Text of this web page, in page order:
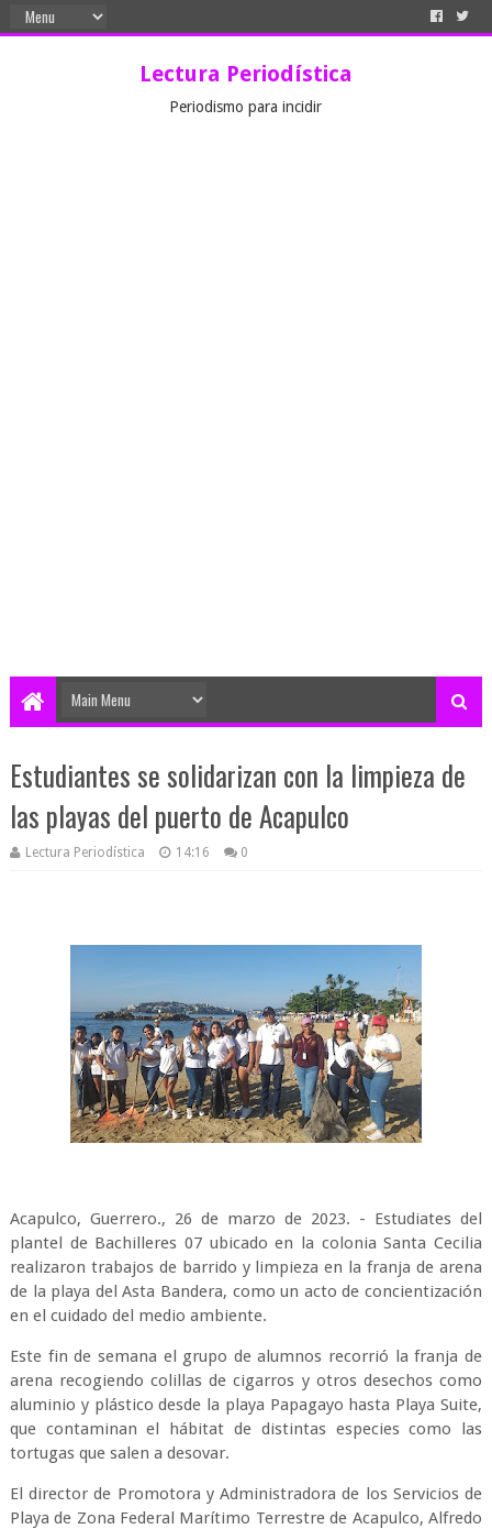
Lectura Periodística
Periodismo para incidir
Estudiantes se solidarizan con la limpieza de
las playas del puerto de Acapulco
Lectura Periodística 14:16 0
Acapulco, Guerrero., 26 de marzo de 2023. - Estudiates del
plantel de Bachilleres 07 ubicado en la colonia Santa Cecilia
realizaron trabajos de barrido y limpieza en la franja de arena
de la playa del Asta Bandera, como un acto de concientización
en el cuidado del medio ambiente.
Este fin de semana el grupo de alumnos recorrió la franja de
arena recogiendo colillas de cigarros y otros desechos como
aluminio y plástico desde la playa Papagayo hasta Playa Suite,
que contaminan el hábitat de distintas especies como las
tortugas que salen a desovar.
El director de Promotora y Administradora de los Servicios de
Playa de Zona Federal Marítimo Terrestre de Acapulco, Alfredo